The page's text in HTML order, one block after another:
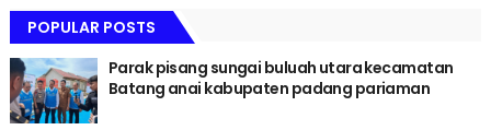
POPULAR POSTS
Parak pisang sungai buluah utara kecamatan
Batang anai kabupaten padang pariaman